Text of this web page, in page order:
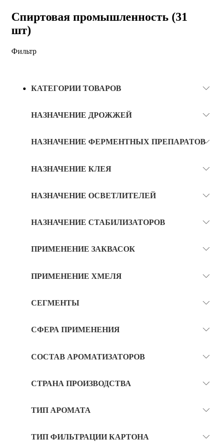
Спиртовая промышленность (31
шт)
Фильтр
КАТЕГОРИИ ТОВАРОВ
НАЗНАЧЕНИЕ ДРОЖЖЕЙ
НАЗНАЧЕНИЕ ФЕРМЕНТНЫХ ПРЕПАРАТОВ
НАЗНАЧЕНИЕ КЛЕЯ
НАЗНАЧЕНИЕ ОСВЕТЛИТЕЛЕЙ
НАЗНАЧЕНИЕ СТАБИЛИЗАТОРОВ
ПРИМЕНЕНИЕ ЗАКВАСОК
ПРИМЕНЕНИЕ ХМЕЛЯ
СЕГМЕНТЫ
СФЕРА ПРИМЕНЕНИЯ
СОСТАВ АРОМАТИЗАТОРОВ
СТРАНА ПРОИЗВОДСТВА
ТИП АРОМАТА
ТИП ФИЛЬТРАЦИИ КАРТОНА